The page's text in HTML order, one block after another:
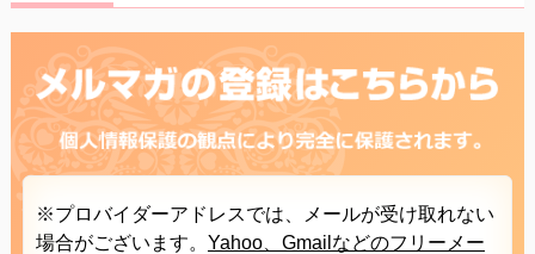
※プロバイダーアドレスでは、メールが受け取れない
場合がございます。 Yahoo、Gmailなどのフリーメー